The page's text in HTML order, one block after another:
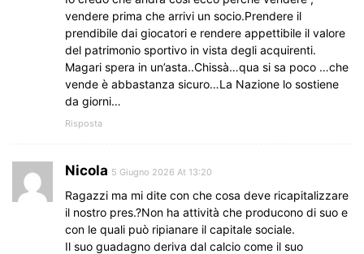
vendere prima che arrivi un socio.Prendere il
prendibile dai giocatori e rendere appettibile il valore
del patrimonio sportivo in vista degli acquirenti.
Magari spera in un’asta..Chissà…qua si sa poco …che
vende è abbastanza sicuro…La Nazione lo sostiene
da giorni…
Risposta
Nicola 5 Giugno 2026 At 13:20
Ragazzi ma mi dite con che cosa deve ricapitalizzare
il nostro pres.?Non ha attività che producono di suo e
con le quali può ripianare il capitale sociale.
Il suo guadagno deriva dal calcio come il suo